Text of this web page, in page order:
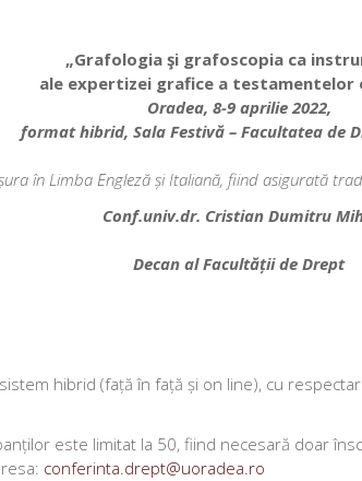
„Grafologia şi grafoscopia ca
ale expertizei grafice a testamentelor
Oradea, 8-9 aprilie 2022,
format hibrid, Sala Festivă – Facultatea de
în Limba Engleză și Italiană, fiind asigurată
Conf.univ.dr. Cristian Dumitru
Decan al Facultății de Drept
hibrid (față în față și on line), cu
este limitat la 50, fiind necesară doar
conferinta.drept@uoradea.ro